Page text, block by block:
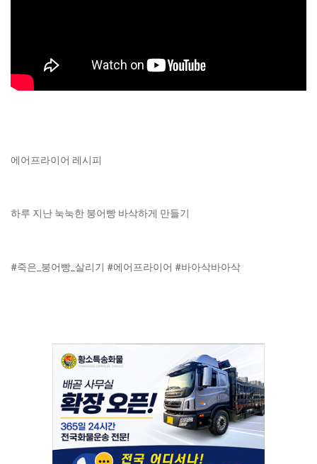
에어프라이어 레시피
하루 지난 눅눅한 붕어빵 바삭하게 만들기
#죽은_붕어빵_살리기 #에어프라이어 #바아삭바아삭